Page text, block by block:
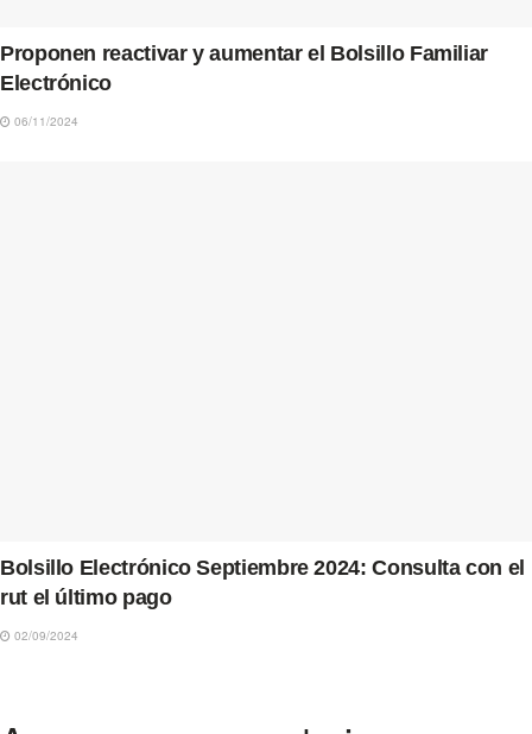
Proponen reactivar y aumentar el Bolsillo Familiar
Electrónico
06/11/2024
Bolsillo Electrónico Septiembre 2024: Consulta con el
rut el último pago
02/09/2024